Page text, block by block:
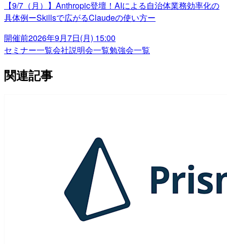
【9/7（月）】Anthropic登壇！AIによる自治体業務効率化の
具体例ーSkillsで広がるClaudeの使い方ー
開催前2026年9月7日(月) 15:00
セミナー一覧会社説明会一覧勉強会一覧
関連記事